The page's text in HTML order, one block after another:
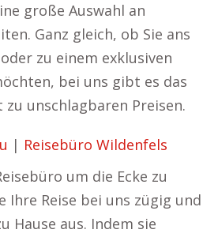
große Auswahl an
Ganz gleich, ob Sie ans
zu einem exklusiven
bei uns gibt es das
zu unschlagbaren Preisen.
| Reisebüro Wildenfels
um die Ecke zu
Ihre Reise bei uns zügig und
Hause aus. Indem sie